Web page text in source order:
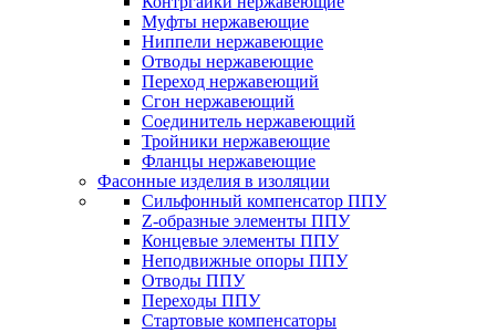
Муфты нержавеющие
Ниппели нержавеющие
Отводы нержавеющие
Переход нержавеющий
Сгон нержавеющий
Соединитель нержавеющий
Тройники нержавеющие
Фланцы нержавеющие
Фасонные изделия в изоляции
Cильфонный компенсатор ППУ
Z-образные элементы ППУ
Концевые элементы ППУ
Неподвижные опоры ППУ
Отводы ППУ
Переходы ППУ
Стартовые компенсаторы